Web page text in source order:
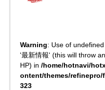
Warning: Use of
'最新情報' (this will throw
HP) in /home/hotnavi/
ontent/themes/
323